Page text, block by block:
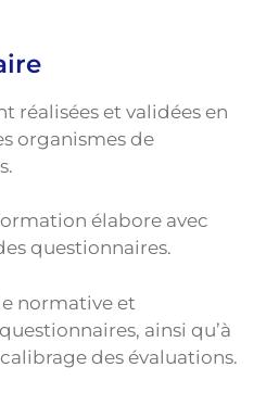
réalisées et validées en
organismes de
élabore avec
questionnaires.
normative et
ainsi qu’à
des évaluations.